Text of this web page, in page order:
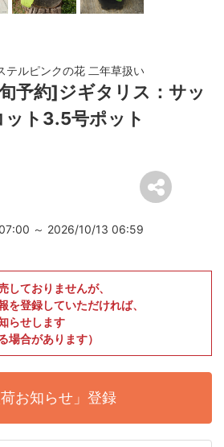
テルピンクの花 二年草扱い
予約]ジギタリス：サッ
ット3.5号ポット
～ 2026/10/13 06:59
しておりませんが、
を登録していただければ、
らせします
場合があります）
荷お知らせ」登録